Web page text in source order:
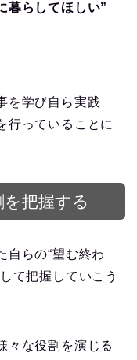
暮らしてほしい”
を学び自ら実践
行っていることに
把握する
自らの“望む終わ
て把握していこう
々な役割を演じる